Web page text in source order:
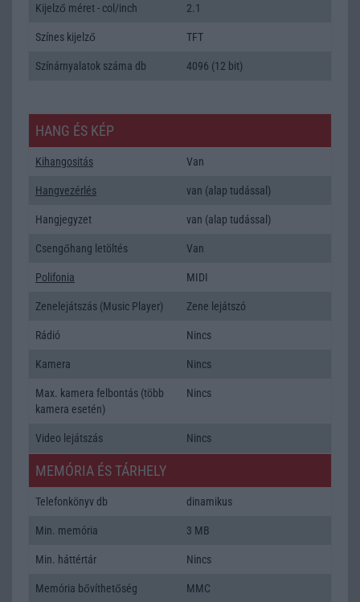
Kijelző méret - col/inch 2.1
Színes kijelző TFT
Színárnyalatok száma db 4096 (12 bit)
HANG ÉS KÉP
Kihangositás Van
Hangvezérlés van (alap tudással)
Hangjegyzet van (alap tudással)
Csengőhang letöltés Van
Polifonia MIDI
Zenelejátszás (Music Player) Zene lejátszó
Rádió Nincs
Kamera Nincs
Max. kamera felbontás (több
kamera esetén)
Nincs
Video lejátszás Nincs
MEMÓRIA ÉS TÁRHELY
Telefonkönyv db dinamikus
Min. memória 3 MB
Min. háttértár Nincs
Memória bővíthetőség MMC